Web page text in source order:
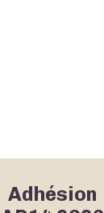
Adhésion